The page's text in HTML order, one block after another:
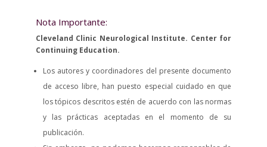
Nota Importante:
Cleveland Clinic Neurological Institute. Center for
Continuing Education.
Los autores y coordinadores del presente documento
de acceso libre, han puesto especial cuidado en que
los tópicos descritos estén de acuerdo con las normas
y las prácticas aceptadas en el momento de su
publicación.